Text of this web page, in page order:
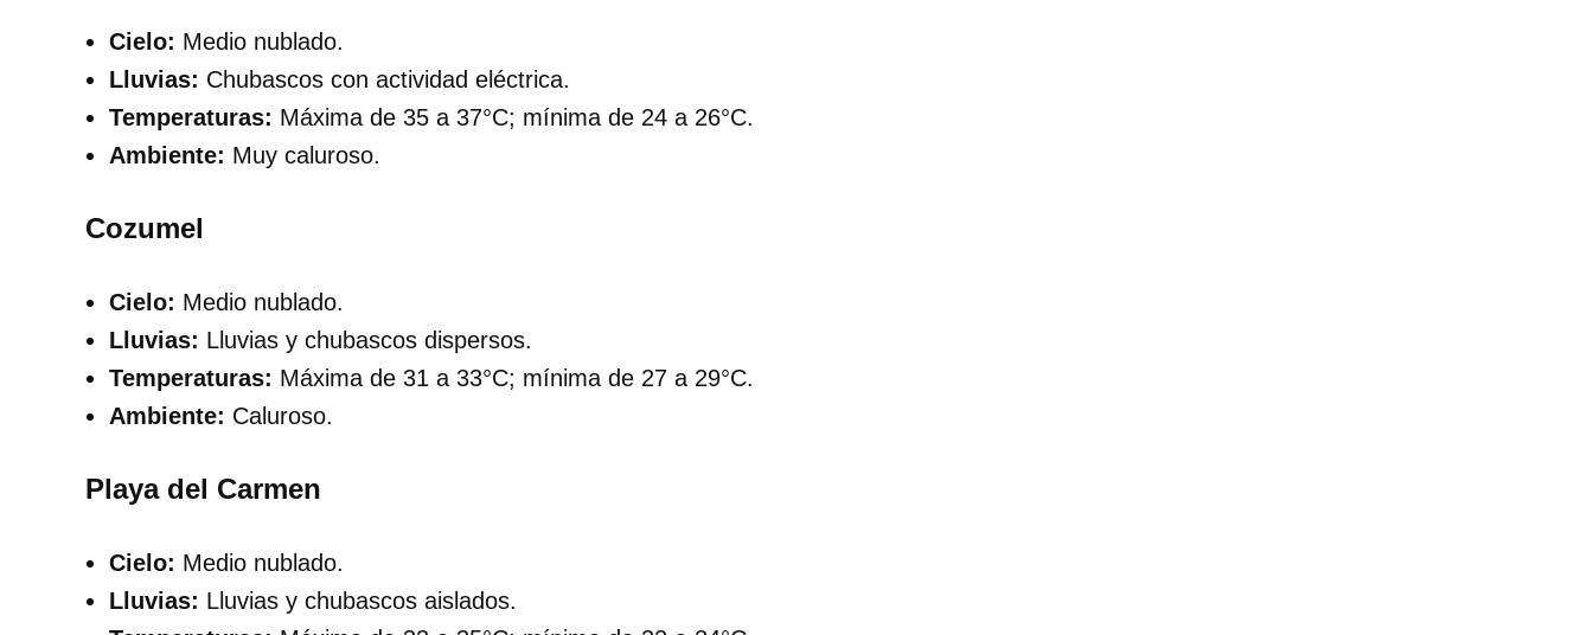
Cielo: Medio nublado.
Lluvias: Chubascos con actividad eléctrica.
Temperaturas: Máxima de 35 a 37°C; mínima de 24 a 26°C.
Ambiente: Muy caluroso.
Cozumel
Cielo: Medio nublado.
Lluvias: Lluvias y chubascos dispersos.
Temperaturas: Máxima de 31 a 33°C; mínima de 27 a 29°C.
Ambiente: Caluroso.
Playa del Carmen
Cielo: Medio nublado.
Lluvias: Lluvias y chubascos aislados.